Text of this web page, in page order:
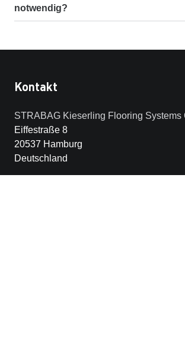
notwendig?
Kontakt
STRABAG Kieserling Flooring Systems
Eiffestraße 8
20537 Hamburg
Deutschland